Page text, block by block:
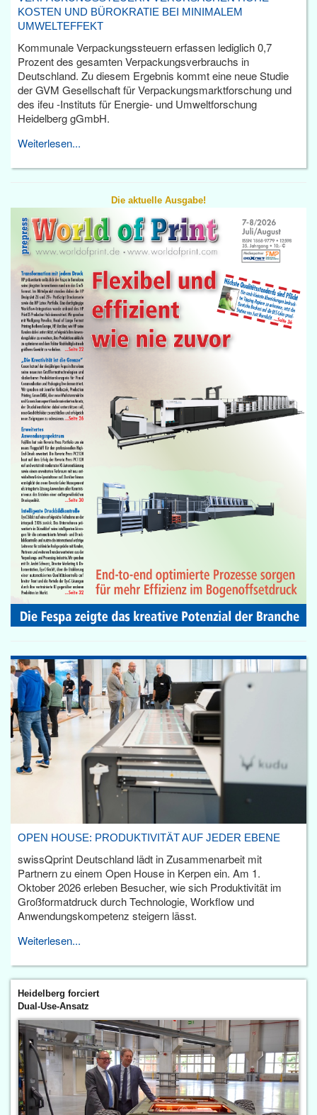
KOSTEN UND BÜROKRATIE BEI MINIMALEM
UMWELTEFFEKT
Kommunale Verpackungssteuern erfassen lediglich 0,7
Prozent des gesamten Verpackungsverbrauchs in
Deutschland. Zu diesem Ergebnis kommt eine neue Studie
der GVM Gesellschaft für Verpackungsmarktforschung und
des ifeu -Instituts für Energie- und Umweltforschung
Heidelberg gGmbH.
Weiterlesen...
Die aktuelle Ausgabe!
OPEN HOUSE: PRODUKTIVITÄT AUF JEDER EBENE
swissQprint Deutschland lädt in Zusammenarbeit mit
Partnern zu einem Open House in Kerpen ein. Am 1.
Oktober 2026 erleben Besucher, wie sich Produktivität im
Großformatdruck durch Technologie, Workflow und
Anwendungskompetenz steigern lässt.
Weiterlesen...
Heidelberg forciert
Dual-Use-Ansatz